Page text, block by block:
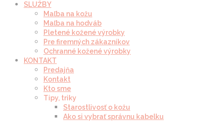
SLUŽBY
Maľba na kožu
Maľba na hodváb
Pletené kožené výrobky
Pre firemných zákazníkov
Ochranné kožené výrobky
KONTAKT
Predajňa
Kontakt
Kto sme
Tipy, triky
Starostlivosť o kožu
Ako si vybrať správnu kabelku